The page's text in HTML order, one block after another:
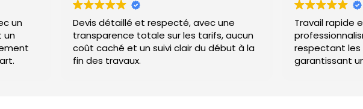
un
Devis détaillé et respecté, avec une
transparence totale sur les tarifs, aucun
coût caché et un suivi clair du début à la
fin des travaux.
Travail rapide
respectant les délais annoncés tout en
garantissant